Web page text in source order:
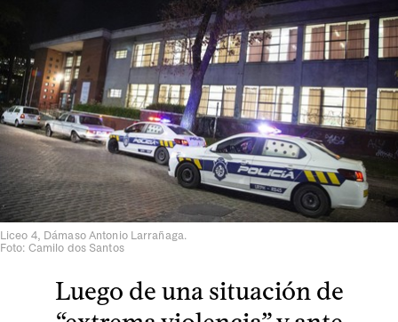
Liceo 4, Dámaso Antonio Larrañaga.
Foto: Camilo dos Santos
Luego de una situación de